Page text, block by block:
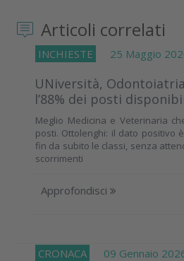
Articoli correlati
INCHIESTE 25 Maggio
UNiversità,
l’88% dei posti
Meglio Medicina e Veterinaria
posti. Ottolenghi: il dato positivo
fin da subito le classi, senza
scorrimenti
Approfondisci
CRONACA 09 Gennaio